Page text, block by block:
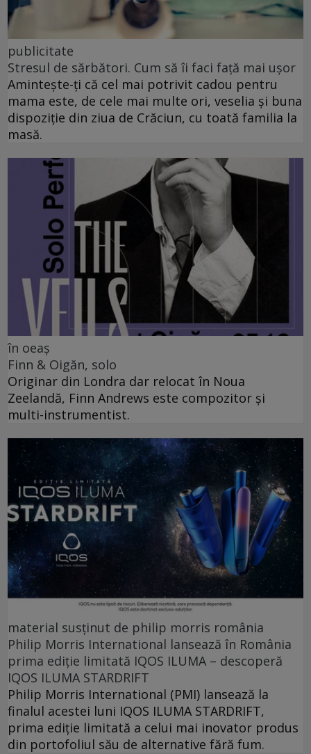
publicitate
Stresul de sărbători. Cum să îi faci față mai ușor
Amintește-ți că cel mai potrivit cadou pentru
mama este, de cele mai multe ori, veselia și buna
dispoziție din ziua de Crăciun, cu toată familia la
masă.
în oeaș
Finn & Oigăn, solo
Originar din Londra dar relocat în Noua
Zeelandă, Finn Andrews este compozitor și
multi-instrumentist.
material susținut de philip morris românia
Philip Morris International lansează în România
prima ediție limitată IQOS ILUMA – descoperă
IQOS ILUMA STARDRIFT
Philip Morris International (PMI) lansează la
finalul acestei luni IQOS ILUMA STARDRIFT,
prima ediție limitată a celui mai inovator produs
din portofoliul său de alternative fără fum.